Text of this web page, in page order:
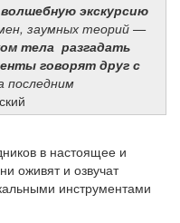
волшебную экскурсию
заумных теорий —
тела разгадать
говорят друг с
последним
в настоящее и
оживят и озвучат
инструментами